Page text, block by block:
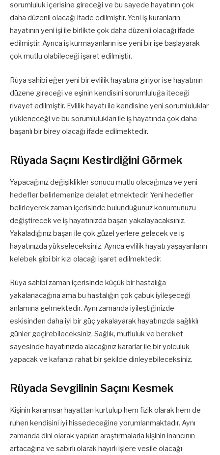
sorumluluk içerisine gireceği ve bu sayede hayatının çok
daha düzenli olacağı ifade edilmiştir. Yeni iş kuranların
hayatının yeni işi ile birlikte çok daha düzenli olacağı ifade
edilmiştir. Ayrıca iş kurmayanların ise yeni bir işe başlayarak
çok mutlu olabileceği işaret edilmiştir.
Rüya sahibi eğer yeni bir evlilik hayatına giriyor ise hayatının
düzene gireceği ve eşinin kendisini sorumluluğa iteceği
rivayet edilmiştir. Evlilik hayatı ile kendisine yeni sorumluluklar
yükleneceği ve bu sorumlulukları ile iş hayatında çok daha
başarılı bir birey olacağı ifade edilmektedir.
Rüyada Saçını Kestirdiğini Görmek
Yapacağınız değişiklikler sonucu mutlu olacağınıza ve yeni
hedefler belirlemenize delalet etmektedir. Yeni hedefler
belirleyerek zaman içerisinde bulunduğunuz konumunuzu
değiştirecek ve iş hayatınızda başarı yakalayacaksınız.
Yakaladığınız başarı ile çok güzel yerlere gelecek ve iş
hayatınızda yükseleceksiniz. Ayrıca evlilik hayatı yaşayanların
kelebek gibi bir kızı olacağı işaret edilmektedir.
Rüya sahibi zaman içerisinde küçük bir hastalığa
yakalanacağına ama bu hastalığın çok çabuk iyileşeceği
anlamına gelmektedir. Aynı zamanda iyileştiğinizde
eskisinden daha iyi bir güç yakalayarak hayatınızda sağlıklı
günler geçirebileceksiniz. Sağlık, mutluluk ve bereket
sayesinde hayatınızda alacağınız kararlar ile bir yolculuk
yapacak ve kafanızı rahat bir şekilde dinleyebileceksiniz.
Rüyada Sevgilinin Saçını Kesmek
Kişinin karamsar hayattan kurtulup hem fizik olarak hem de
ruhen kendisini iyi hissedeceğine yorumlanmaktadır. Aynı
zamanda dini olarak yapılan araştırmalarla kişinin inancının
artacağına ve sabırlı olarak hayırlı işlere vesile olacağı